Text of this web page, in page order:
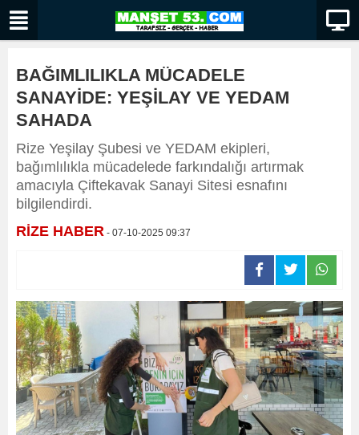
BAĞIMLILIKLA MÜCADELE
SANAYİDE: YEŞİLAY VE YEDAM
SAHADA
Rize Yeşilay Şubesi ve YEDAM ekipleri,
bağımlılıkla mücadelede farkındalığı artırmak
amacıyla Çiftekavak Sanayi Sitesi esnafını
bilgilendirdi.
RİZE HABER - 07-10-2025 09:37